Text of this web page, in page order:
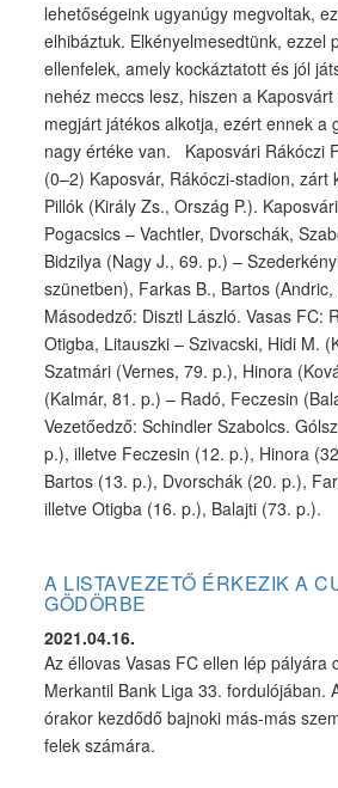
lehetőségeink ugyanúgy megvoltak,
elhibáztuk. Elkényelmesedtünk, ezzel
ellenfelek, amely kockáztatott és jól
nehéz meccs lesz, hiszen a
megjárt játékos alkotja, ezért ennek a
nagy értéke van. Kaposvári Rákóczi
(0–2) Kaposvár, Rákóczi-stadion, zárt
Pillók (Király Zs., Ország P.).
Pogacsics – Vachtler, Dvorschák,
Bidzilya (Nagy J., 69. p.) –
szünetben), Farkas B., Bartos
Másodedző: Disztl László. Vasas FC:
Otigba, Litauszki – Szivacski, Hidi M.
Szatmári (Vernes, 79. p.), Hinora
(Kalmár, 81. p.) – Radó, Feczesin
Vezetőedző: Schindler Szabolcs.
p.), illetve Feczesin (12. p.), Hinora
Bartos (13. p.), Dvorschák (20. p.),
illetve Otigba (16. p.), Balajti (73. p.).
A LISTAVEZETŐ ÉRKEZIK A
GÖDÖRBE
2021.04.16.
Az éllovas Vasas FC ellen lép pályára
Merkantil Bank Liga 33. fordulójában.
órakor kezdődő bajnoki más-más
felek számára.